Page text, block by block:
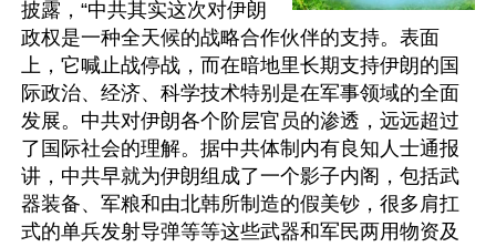
披露，“中共其实这次对伊朗
政权是一种全天候的战略合作伙伴的支持。表面
上，它喊止战停战，而在暗地里长期支持伊朗的国
际政治、经济、科学技术特别是在军事领域的全面
发展。中共对伊朗各个阶层官员的渗透，远远超过
了国际社会的理解。据中共体制内有良知人士通报
讲，中共早就为伊朗组成了一个影子内阁，包括武
器装备、军粮和由北韩所制造的假美钞，很多肩扛
式的单兵发射导弹等等这些武器和军民两用物资及